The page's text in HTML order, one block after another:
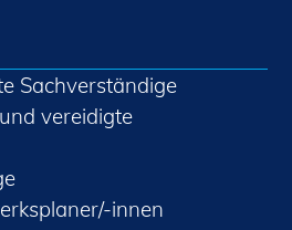
Sachverständige
vereidigte
innen